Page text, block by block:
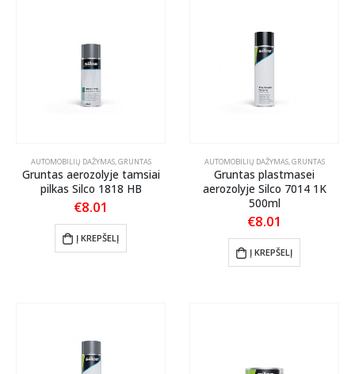
AUTOMOBILIŲ DAŽYMAS, GRUNTAS
Gruntas aerozolyje tamsiai
pilkas Silco 1818 HB
€8.01
Į KREPŠELĮ
AUTOMOBILIŲ DAŽYMAS, GRUNTAS
Gruntas plastmasei
aerozolyje Silco 7014 1K
500ml
€8.01
Į KREPŠELĮ